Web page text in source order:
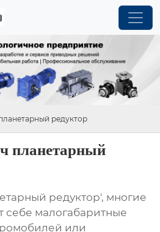
редуктор
планетарный
редуктор', многие
себе малогабаритные
или